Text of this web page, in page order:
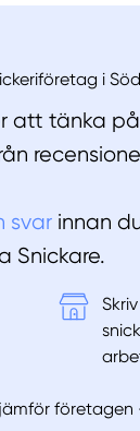
i
att tänka
svar innan
Snickare.
företagen